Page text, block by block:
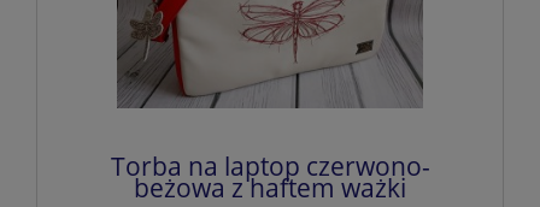
Torba na laptop czerwono-
beżowa z haftem ważki